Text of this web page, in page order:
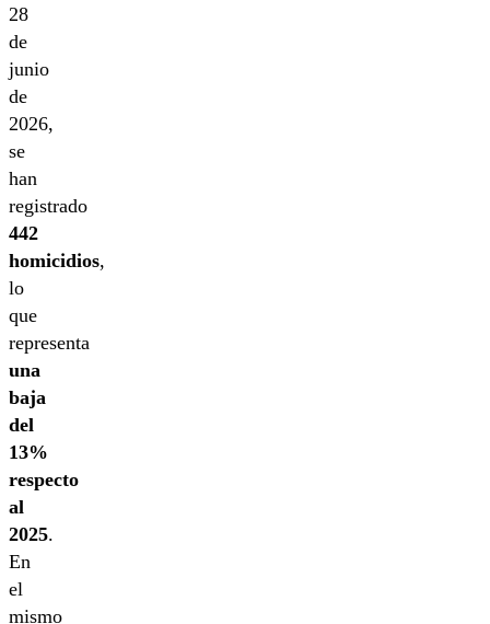
28
de
junio
de
2026,
se
han
registrado
442
homicidios,
lo
que
representa
una
baja
del
13%
respecto
al
2025.
En
el
mismo